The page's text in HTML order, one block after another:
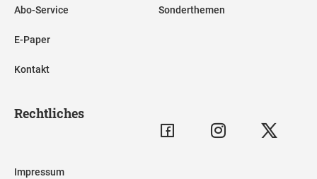
Abo-Service
E-Paper
Kontakt
Sonderthemen
Rechtliches
Impressum